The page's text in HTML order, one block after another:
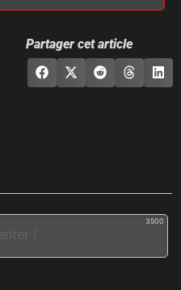
Partager cet article
3500